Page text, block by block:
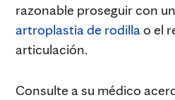
razonable proseguir con
artroplastia de rodillao el
articulación.
Consulte a su médico